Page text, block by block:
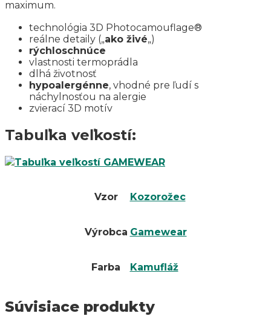
maximum.
technológia 3D Photocamouflage®
reálne detaily („ako živé„)
rýchloschnúce
vlastnosti termoprádla
dlhá životnosť
hypoalergénne, vhodné pre ľudí s
náchylnosťou na alergie
zvierací 3D motív
Tabuľka veľkostí:
Vzor Kozorožec
Výrobca Gamewear
Farba Kamufláž
Súvisiace produkty